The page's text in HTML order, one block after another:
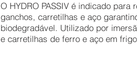
O HYDRO PASSIV é indicado
ganchos, carretilhas e aço
biodegradável. Utilizado por
e carretilhas de ferro e aço em